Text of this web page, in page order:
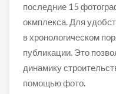
последние 15
окмплекса. Для
в хронологическом
публикации. Это
динамику
помощью фото.